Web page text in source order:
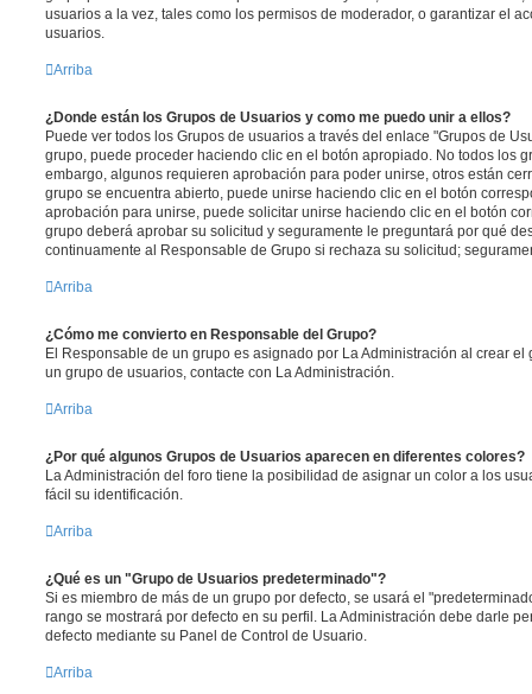
usuarios a la vez, tales como los permisos de moderador, o garantizar el
usuarios.
Arriba
¿Donde están los Grupos de Usuarios y como me puedo unir a ellos?
Puede ver todos los Grupos de usuarios a través del enlace "Grupos de
grupo, puede proceder haciendo clic en el botón apropiado. No todos los
embargo, algunos requieren aprobación para poder unirse, otros están
grupo se encuentra abierto, puede unirse haciendo clic en el botón
aprobación para unirse, puede solicitar unirse haciendo clic en el botón
grupo deberá aprobar su solicitud y seguramente le preguntará por qué
continuamente al Responsable de Grupo si rechaza su solicitud;
Arriba
¿Cómo me convierto en Responsable del Grupo?
El Responsable de un grupo es asignado por La Administración al crear el
un grupo de usuarios, contacte con La Administración.
Arriba
¿Por qué algunos Grupos de Usuarios aparecen en diferentes colores?
La Administración del foro tiene la posibilidad de asignar un color a los
fácil su identificación.
Arriba
¿Qué es un "Grupo de Usuarios predeterminado"?
Si es miembro de más de un grupo por defecto, se usará el
rango se mostrará por defecto en su perfil. La Administración debe darle
defecto mediante su Panel de Control de Usuario.
Arriba